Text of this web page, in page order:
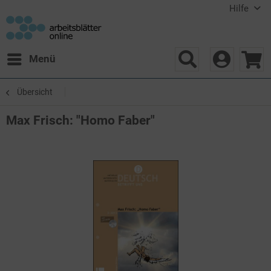
Hilfe
Menü
Übersicht
Max Frisch: "Homo Faber"